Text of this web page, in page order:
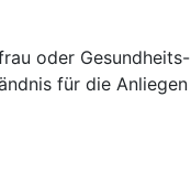
oder
für die